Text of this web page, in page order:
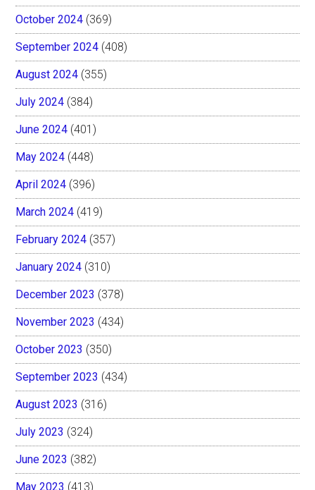
October 2024 (369)
September 2024 (408)
August 2024 (355)
July 2024 (384)
June 2024 (401)
May 2024 (448)
April 2024 (396)
March 2024 (419)
February 2024 (357)
January 2024 (310)
December 2023 (378)
November 2023 (434)
October 2023 (350)
September 2023 (434)
August 2023 (316)
July 2023 (324)
June 2023 (382)
May 2023 (413)